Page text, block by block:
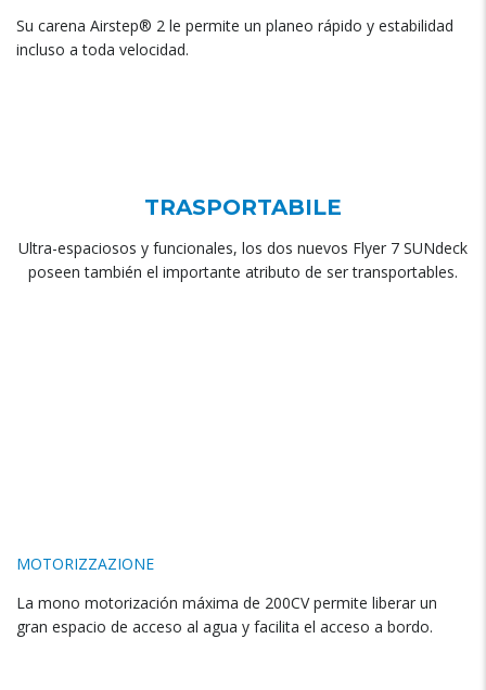
Su carena Airstep® 2 le permite un planeo rápido y estabilidad
incluso a toda velocidad.
TRASPORTABILE
Ultra-espaciosos y funcionales, los dos nuevos Flyer 7 SUNdeck
poseen también el importante atributo de ser transportables.
MOTORIZZAZIONE
La mono motorización máxima de 200CV permite liberar un
gran espacio de acceso al agua y facilita el acceso a bordo.